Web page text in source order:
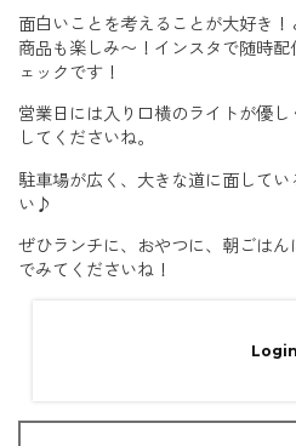
面白いことを考えることが大好き
商品も楽しみ〜！インスタで随時
ェックです！
営業日には入り口横のライトが優
してくださいね。
駐車場が広く、大きな道に面して
い♪
ぜひランチに、おやつに、朝ごは
でみてくださいね！